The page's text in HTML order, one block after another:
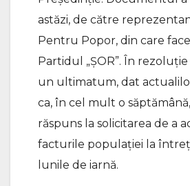
astăzi, de către
Pentru Popor, din care
Partidul „ȘOR”. În rezoluție
un ultimatum, dat
ca, în cel mult o
răspuns la solicitarea de a
facturile populației la
lunile de iarnă.